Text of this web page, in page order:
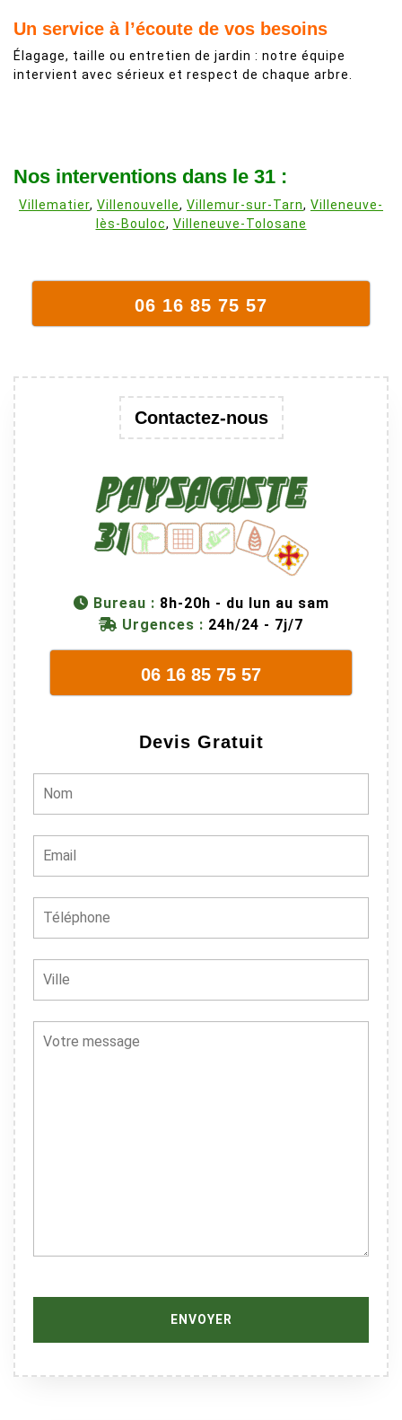
Un service à l’écoute de vos besoins
Élagage, taille ou entretien de jardin : notre équipe
intervient avec sérieux et respect de chaque arbre.
Nos interventions dans le 31 :
Villematier, Villenouvelle, Villemur-sur-Tarn, Villeneuve-
lès-Bouloc, Villeneuve-Tolosane
06 16 85 75 57
Contactez-nous
Bureau : 8h-20h - du lun au sam
Urgences : 24h/24 - 7j/7
06 16 85 75 57
Devis Gratuit